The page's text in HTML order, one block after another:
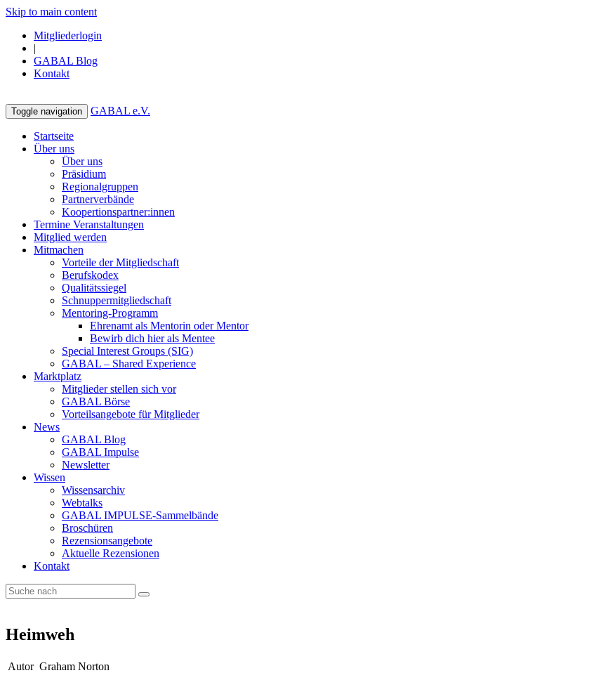
Skip to main content
Mitgliederlogin
|
GABAL Blog
Kontakt
Toggle navigation GABAL e.V.
Startseite
Über uns
Über uns
Präsidium
Regionalgruppen
Partnerverbände
Koopertionspartner:innen
Termine Veranstaltungen
Mitglied werden
Mitmachen
Vorteile der Mitgliedschaft
Berufskodex
Qualitätssiegel
Schnuppermitgliedschaft
Mentoring-Programm
Ehrenamt als Mentorin oder Mentor
Bewirb dich hier als Mentee
Special Interest Groups (SIG)
GABAL – Shared Experience
Marktplatz
Mitglieder stellen sich vor
GABAL Börse
Vorteilsangebote für Mitglieder
News
GABAL Blog
GABAL Impulse
Newsletter
Wissen
Wissensarchiv
Webtalks
GABAL IMPULSE-Sammelbände
Broschüren
Rezensionsangebote
Aktuelle Rezensionen
Kontakt
Heimweh
Autor Graham Norton